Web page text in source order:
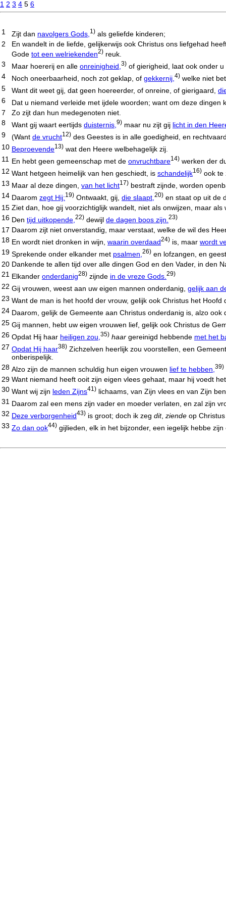
1 2 3 4 5 6
1 Zijt dan navolgers Gods, 1) als geliefde kinderen;
2
En wandelt in de liefde, gelijkerwijs ook Christus ons liefgehad
Gode tot een welriekenden2) reuk.
3
Maar hoererij en alle onreinigheid, 3) of gierigheid, laat ook onder
4
Noch oneerbaarheid, noch zot geklap, of gekkernij, 4) welke niet
5
Want dit weet gij, dat geen hoereerder, of onreine, of gierigaard,
6
Dat u niemand verleide met ijdele woorden; want om deze dingen
7
Zo zijt dan hun medegenoten niet.
8
Want gij waart eertijds duisternis, 9) maar nu zijt gij licht in den
9
(Want de vrucht12) des Geestes is in alle goedigheid, en
10 Beproevende13) wat den Heere welbehagelijk zij.
11 En hebt geen gemeenschap met de onvruchtbare14) werken der
12 Want hetgeen heimelijk van hen geschiedt, is schandelijk16) ook te
13 Maar al deze dingen, van het licht17) bestraft zijnde, worden
14 Daarom zegt Hij:19) Ontwaakt, gij, die slaapt, 20) en staat op uit de
15 Ziet dan, hoe gij voorzichtiglijk wandelt, niet als onwijzen, maar als
16 Den tijd uitkopende, 22) dewijl de dagen boos zijn. 23)
17 Daarom zijt niet onverstandig, maar verstaat, welke de wil des
18 En wordt niet dronken in wijn, waarin overdaad24) is, maar wordt
19 Sprekende onder elkander met psalmen, 26) en lofzangen, en
20 Dankende te allen tijd over alle dingen God en den Vader, in den
21 Elkander onderdanig28) zijnde in de vreze Gods. 29)
22 Gij vrouwen, weest aan uw eigen mannen onderdanig, gelijk aan
23 Want de man is het hoofd der vrouw, gelijk ook Christus het
24 Daarom, gelijk de Gemeente aan Christus onderdanig is, alzo
25 Gij mannen, hebt uw eigen vrouwen lief, gelijk ook Christus de
26 Opdat Hij haar heiligen zou, 35) haar gereinigd hebbende met het
27 Opdat Hij haar38) Zichzelven heerlijk zou voorstellen, een
onberispelijk.
28 Alzo zijn de mannen schuldig hun eigen vrouwen lief te hebben, 39)
29 Want niemand heeft ooit zijn eigen vlees gehaat, maar hij voedt
30 Want wij zijn leden Zijns41) lichaams, van Zijn vlees en van Zijn
31 Daarom zal een mens zijn vader en moeder verlaten, en zal zijn
32 Deze verborgenheid43) is groot; doch ik zeg dit, ziende op
33 Zo dan ook44) gijlieden, elk in het bijzonder, een iegelijk hebbe